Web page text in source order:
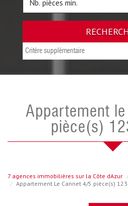
Critère supplémentaire
appartement le cannet 4/5
pièce(s)
7 agences immobilières sur la Côte dAzur
Appartement Le Cannet 4/5 pièce(s)